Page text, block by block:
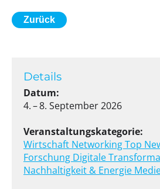
Details
Datum:
4. – 8. September 2026
Veranstaltungskategorie:
Wirtschaft NetworkingTop
Forschung Digitale
Nachhaltigkeit & Energie
Zurück